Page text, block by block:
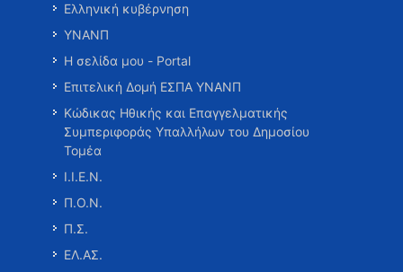
Ελληνική κυβέρνηση
ΥΝΑΝΠ
Η σελίδα μου - Portal
Επιτελική Δομή ΕΣΠΑ ΥΝΑΝΠ
Κώδικας Ηθικής και Επαγγελματικής
Συμπεριφοράς Υπαλλήλων του Δημοσίου
Τομέα
Ι.Ι.Ε.Ν.
Π.Ο.Ν.
Π.Σ.
ΕΛ.ΑΣ.